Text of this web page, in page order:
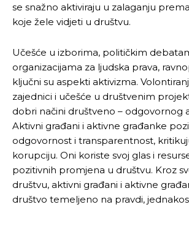
se snažno aktiviraju u zalaganju
koje žele vidjeti u društvu.
Učešće u izborima, političkim
organizacijama za ljudska prava,
ključni su aspekti aktivizma.
zajednici i učešće u društvenim
dobri načini društveno – odgovornog
Aktivni građani i aktivne građanke
odgovornost i transparentnost,
korupciju. Oni koriste svoj glas i
pozitivnih promjena u društvu. Kroz
društvu, aktivni građani i aktivne
društvo temeljeno na pravdi,